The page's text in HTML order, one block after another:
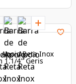
Reta Inox
1.1/4" Geris